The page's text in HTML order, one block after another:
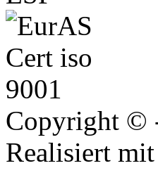
Copyright ©
Realisiert mit